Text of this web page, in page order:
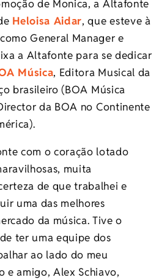
de Monica, a Altafonte
Heloisa Aidar, que esteve à
General Manager e
a Altafonte para se dedicar
Música, Editora Musical da
brasileiro (BOA Música
da BOA no Continente
com o coração lotado
muita
de que trabalhei e
uma das melhores
da música. Tive o
ter uma equipe dos
ao lado do meu
e amigo, Alex Schiavo,